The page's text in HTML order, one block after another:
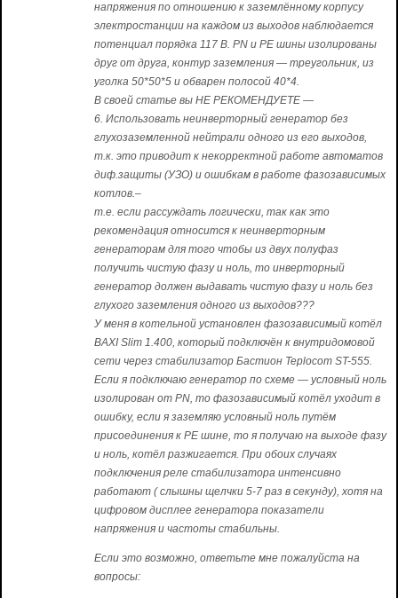
напряжения по отношению к заземлённому корпусу
электростанции на каждом из выходов наблюдается
потенциал порядка 117 В. PN и PE шины изолированы
друг от друга, контур заземления — треугольник, из
уголка 50*50*5 и обварен полосой 40*4.
В своей статье вы НЕ РЕКОМЕНДУЕТЕ —
6. Использовать неинверторный генератор без
глухозаземленной нейтрали одного из его выходов,
т.к. это приводит к некорректной работе автоматов
диф.защиты (УЗО) и ошибкам в работе фазозависимых
котлов.–
т.е. если рассуждать логически, так как это
рекомендация относится к неинверторным
генераторам для того чтобы из двух полуфаз
получить чистую фазу и ноль, то инверторный
генератор должен выдавать чистую фазу и ноль без
глухого заземления одного из выходов???
У меня в котельной установлен фазозависимый котёл
BAXI Slim 1.400, который подключён к внутридомовой
сети через стабилизатор Бастион Teplocom ST-555.
Если я подключаю генератор по схеме — условный ноль
изолирован от PN, то фазозависимый котёл уходит в
ошибку, если я заземляю условный ноль путём
присоединения к PE шине, то я получаю на выходе фазу
и ноль, котёл разжигается. При обоих случаях
подключения реле стабилизатора интенсивно
работают ( слышны щелчки 5-7 раз в секунду), хотя на
цифровом дисплее генератора показатели
напряжения и частоты стабильны.
Если это возможно, ответьте мне пожалуйста на
вопросы: